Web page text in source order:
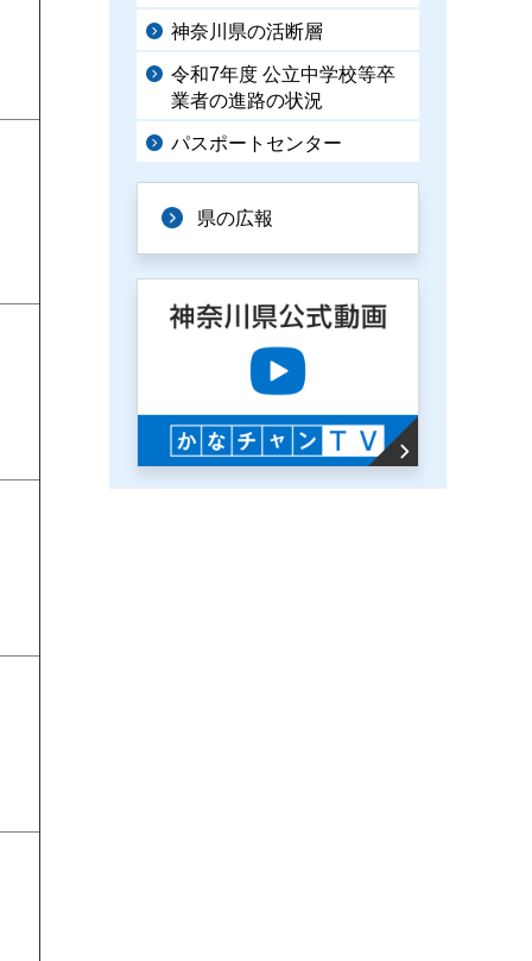
神奈川県の活断層
令和7年度 公立中学校等卒
業者の進路の状況
パスポートセンター
県の広報